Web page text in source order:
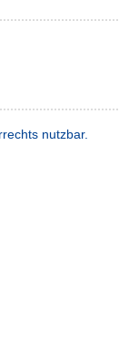
nutzbar.